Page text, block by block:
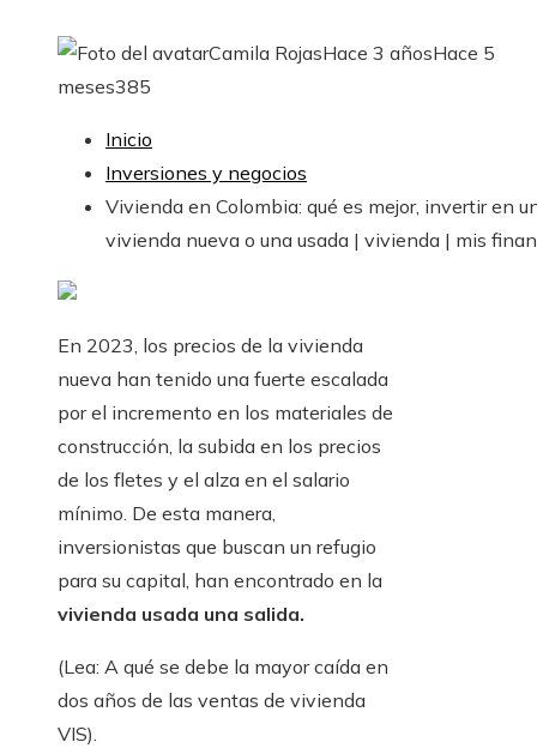
Camila RojasHace 3 añosHace 5
meses385
Inicio
Inversiones y negocios
Vivienda en Colombia: qué es mejor, invertir en
vivienda nueva o una usada | vivienda | mis
En 2023, los precios de la vivienda
nueva han tenido una fuerte escalada
por el incremento en los materiales de
construcción, la subida en los precios
de los fletes y el alza en el salario
mínimo. De esta manera,
inversionistas que buscan un refugio
para su capital, han encontrado en la
vivienda usada una salida.
(Lea: A qué se debe la mayor caída en
dos años de las ventas de vivienda
VIS).